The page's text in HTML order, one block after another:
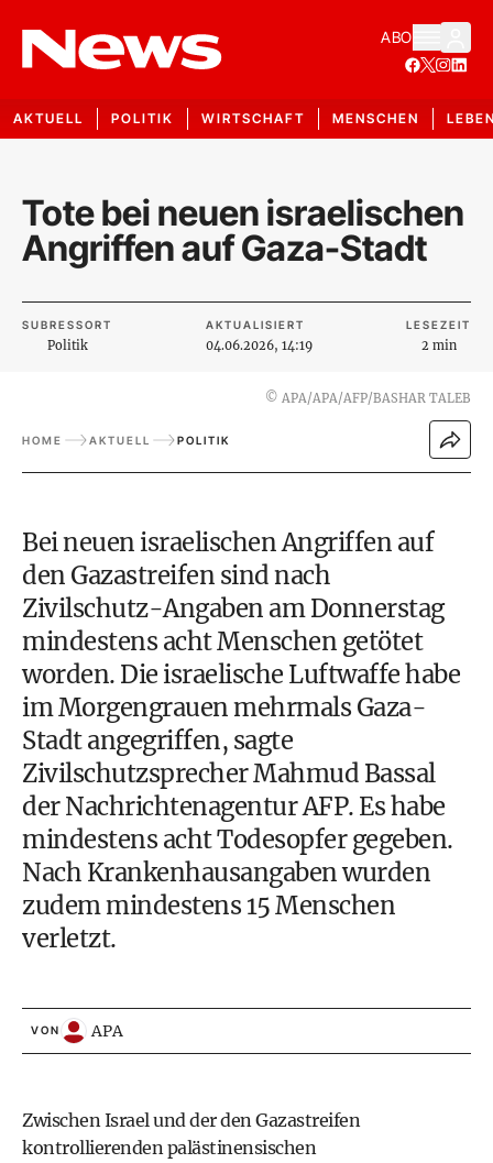
ABO
AKTUELL POLITIK WIRTSCHAFT MENSCHEN
Tote bei neuen israelischen
Angriffen auf Gaza-Stadt
SUBRESSORT
Politik
AKTUALISIERT
04.06.2026, 14:19
LESEZEIT
2 min
© APA/APA/AFP/BASHAR TALEB
HOME AKTUELL POLITIK
Bei neuen israelischen Angriffen auf
den Gazastreifen sind nach
Zivilschutz-Angaben am Donnerstag
mindestens acht Menschen getötet
worden. Die israelische Luftwaffe habe
im Morgengrauen mehrmals Gaza-
Stadt angegriffen, sagte
Zivilschutzsprecher Mahmud Bassal
der Nachrichtenagentur AFP. Es habe
mindestens acht Todesopfer gegeben.
Nach Krankenhausangaben wurden
zudem mindestens 15 Menschen
verletzt.
VON APA
Zwischen Israel und der den Gazastreifen
kontrollierenden palästinensischen